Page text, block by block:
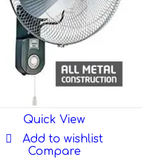
Quick View
Add to wishlist
Compare